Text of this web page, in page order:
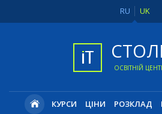
RU UK
ОСВІТНІЙ
КУРСИ ЦІНИ РОЗКЛАД